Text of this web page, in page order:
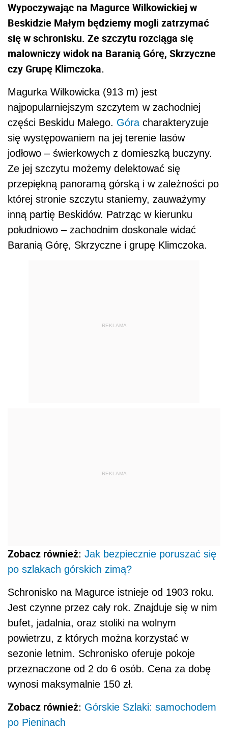
Wypoczywając na Magurce Wilkowickiej w
Beskidzie Małym będziemy mogli zatrzymać
się w schronisku. Ze szczytu rozciąga się
malowniczy widok na Baranią Górę, Skrzyczne
czy Grupę Klimczoka.
Magurka Wilkowicka (913 m) jest
najpopularniejszym szczytem w zachodniej
części Beskidu Małego. Góra charakteryzuje
się występowaniem na jej terenie lasów
jodłowo – świerkowych z domieszką buczyny.
Ze jej szczytu możemy delektować się
przepiękną panoramą górską i w zależności po
której stronie szczytu staniemy, zauważymy
inną partię Beskidów. Patrząc w kierunku
południowo – zachodnim doskonale widać
Baranią Górę, Skrzyczne i grupę Klimczoka.
REKLAMA
REKLAMA
Zobacz również: Jak bezpiecznie poruszać się
po szlakach górskich zimą?
Schronisko na Magurce istnieje od 1903 roku.
Jest czynne przez cały rok. Znajduje się w nim
bufet, jadalnia, oraz stoliki na wolnym
powietrzu, z których można korzystać w
sezonie letnim. Schronisko oferuje pokoje
przeznaczone od 2 do 6 osób. Cena za dobę
wynosi maksymalnie 150 zł.
Zobacz również: Górskie Szlaki: samochodem
po Pieninach